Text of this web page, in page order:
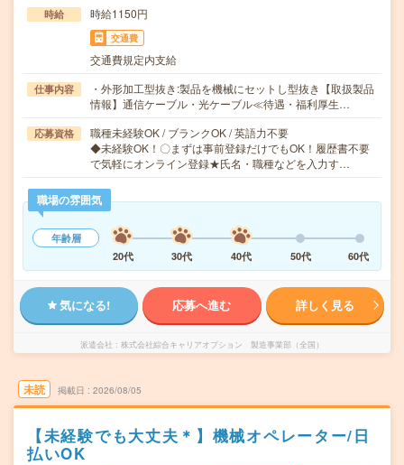
時給 時給1150円
交通費
交通費規定内支給
仕事内容
・外形加工型抜き:製品を機械にセットし型抜き【取扱製品
情報】通信ケーブル・光ケーブル≪待遇・福利厚生…
応募資格
職種未経験OK / ブランクOK / 英語力不要
◆未経験OK！〇まずは事前登録だけでもOK！履歴書不要
で気軽にオンライン登録★氏名・職種などを入力す…
職場の雰囲気
年齢層
20代
30代 40代 50代 60代
気になる! 応募へ進む 詳しく見る
派遣会社 株式会社綜合キャリアオプション 製造事業部（全国）
未読 掲載日 2026/08/05
【未経験でも大丈夫＊】機械オペレーター/日
払いOK